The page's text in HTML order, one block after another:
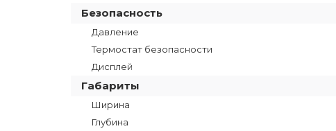
Безопасность
Давление
Термостат безопасности
Дисплей
Габариты
Ширина
Глубина